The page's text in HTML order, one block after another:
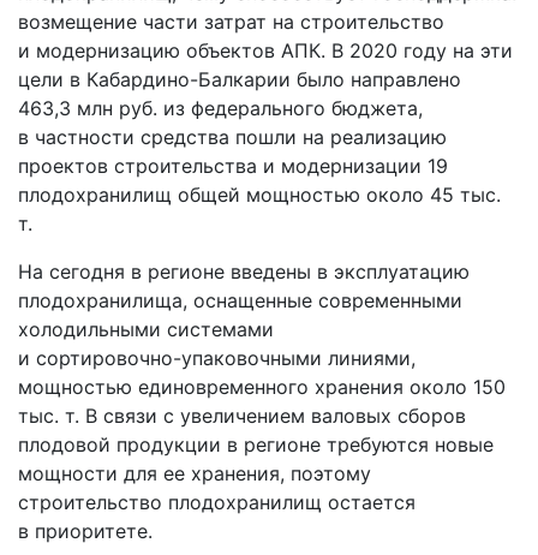
возмещение части затрат на строительство
и модернизацию объектов АПК. В 2020 году на эти
цели в Кабардино-Балкарии было направлено
463,3 млн руб. из федерального бюджета,
в частности средства пошли на реализацию
проектов строительства и модернизации 19
плодохранилищ общей мощностью около 45 тыс.
т.
На сегодня в регионе введены в эксплуатацию
плодохранилища, оснащенные современными
холодильными системами
и сортировочно-упаковочными линиями,
мощностью единовременного хранения около 150
тыс. т. В связи с увеличением валовых сборов
плодовой продукции в регионе требуются новые
мощности для ее хранения, поэтому
строительство плодохранилищ остается
в приоритете.